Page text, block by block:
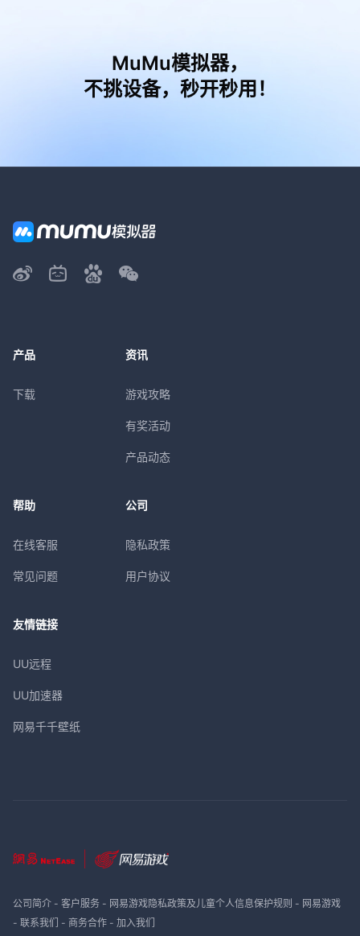
MuMu模拟器，
不挑设备，秒开秒用！
产品
下载
资讯
游戏攻略
有奖活动
产品动态
帮助
在线客服
常见问题
公司
隐私政策
用户协议
友情链接
UU远程
UU加速器
网易千千壁纸
公司简介- 客户服务- 网易游戏隐私政策及儿童个人信息保护规则 - 网易游戏
- 联系我们 - 商务合作- 加入我们